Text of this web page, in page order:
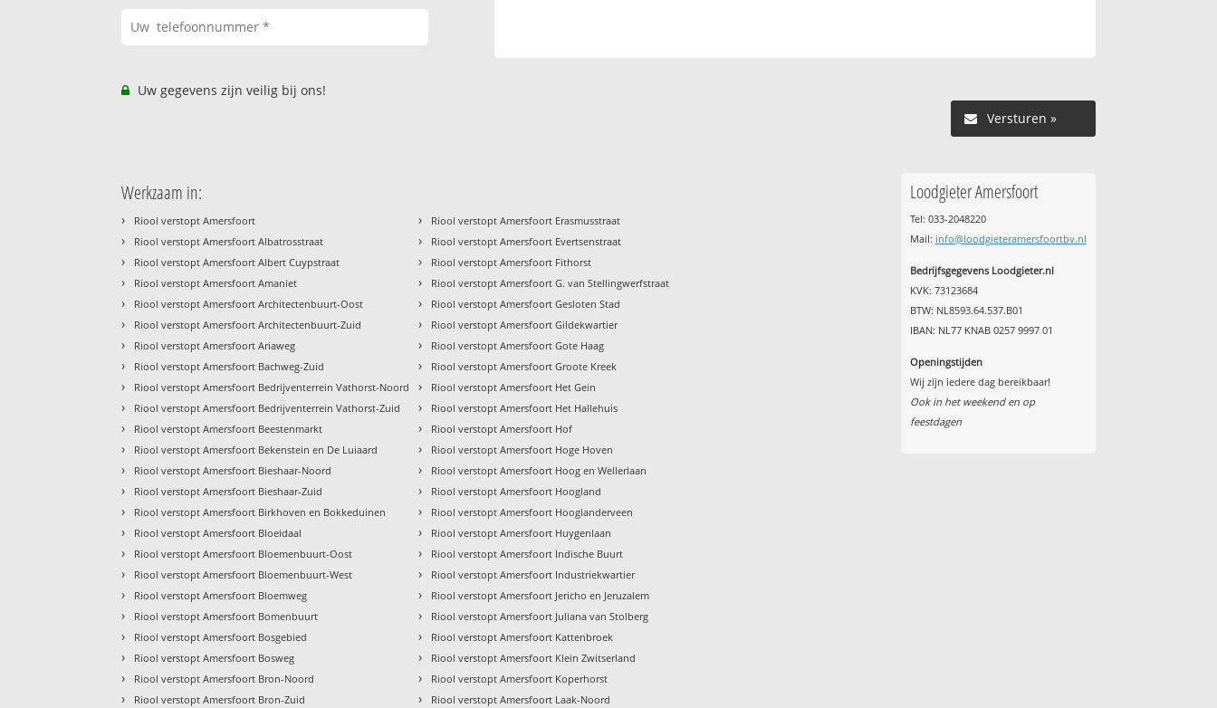
Uw gegevens zijn veilig bij ons!
Versturen »
Werkzaam in:
› Riool verstopt Amersfoort
› Riool verstopt Amersfoort Albatrosstraat
› Riool verstopt Amersfoort Albert Cuypstraat
› Riool verstopt Amersfoort Amaniet
› Riool verstopt Amersfoort Architectenbuurt-Oost
› Riool verstopt Amersfoort Architectenbuurt-Zuid
› Riool verstopt Amersfoort Ariaweg
› Riool verstopt Amersfoort Bachweg-Zuid
› Riool verstopt Amersfoort Bedrijventerrein Vathorst-Noord
› Riool verstopt Amersfoort Bedrijventerrein Vathorst-Zuid
› Riool verstopt Amersfoort Beestenmarkt
› Riool verstopt Amersfoort Bekenstein en De Luiaard
› Riool verstopt Amersfoort Bieshaar-Noord
› Riool verstopt Amersfoort Bieshaar-Zuid
› Riool verstopt Amersfoort Birkhoven en Bokkeduinen
› Riool verstopt Amersfoort Bloeidaal
› Riool verstopt Amersfoort Bloemenbuurt-Oost
› Riool verstopt Amersfoort Bloemenbuurt-West
› Riool verstopt Amersfoort Bloemweg
› Riool verstopt Amersfoort Bomenbuurt
› Riool verstopt Amersfoort Bosgebied
› Riool verstopt Amersfoort Bosweg
› Riool verstopt Amersfoort Bron-Noord
› Riool verstopt Amersfoort Bron-Zuid
› Riool verstopt Amersfoort Erasmusstraat
› Riool verstopt Amersfoort Evertsenstraat
› Riool verstopt Amersfoort Fithorst
› Riool verstopt Amersfoort G. van Stellingwerfstraat
› Riool verstopt Amersfoort Gesloten Stad
› Riool verstopt Amersfoort Gildekwartier
› Riool verstopt Amersfoort Gote Haag
› Riool verstopt Amersfoort Groote Kreek
› Riool verstopt Amersfoort Het Gein
› Riool verstopt Amersfoort Het Hallehuis
› Riool verstopt Amersfoort Hof
› Riool verstopt Amersfoort Hoge Hoven
› Riool verstopt Amersfoort Hoog en Wellerlaan
› Riool verstopt Amersfoort Hoogland
› Riool verstopt Amersfoort Hooglanderveen
› Riool verstopt Amersfoort Huygenlaan
› Riool verstopt Amersfoort Indische Buurt
› Riool verstopt Amersfoort Industriekwartier
› Riool verstopt Amersfoort Jericho en Jeruzalem
› Riool verstopt Amersfoort Juliana van Stolberg
› Riool verstopt Amersfoort Kattenbroek
› Riool verstopt Amersfoort Klein Zwitserland
› Riool verstopt Amersfoort Koperhorst
› Riool verstopt Amersfoort Laak-Noord
Loodgieter Amersfoort
Tel: 033-2048220
Mail: info@loodgieteramersfoortbv.nl
Bedrijfsgegevens Loodgieter.nl
KVK: 73123684
BTW: NL8593.64.537.B01
IBAN: NL77 KNAB 0257 9997 01
Openingstijden
Wij zijn iedere dag bereikbaar!
Ook in het weekend en op
feestdagen